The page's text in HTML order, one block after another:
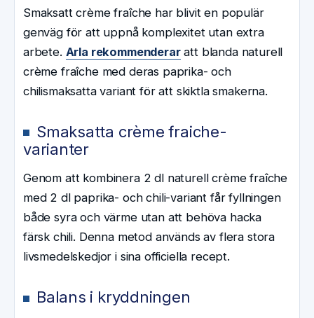
Smaksatt crème fraîche har blivit en populär
genväg för att uppnå komplexitet utan extra
arbete. Arla rekommenderaratt blanda naturell
crème fraîche med deras paprika- och
chilismaksatta variant för att skiktla smakerna.
Smaksatta crème fraiche-
varianter
Genom att kombinera 2 dl naturell crème fraîche
med 2 dl paprika- och chili-variant får fyllningen
både syra och värme utan att behöva hacka
färsk chili. Denna metod används av flera stora
livsmedelskedjor i sina officiella recept.
Balans i kryddningen